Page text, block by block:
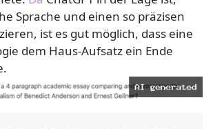
Sprache und einen so präzisen
ist es gut möglich, dass eine
dem Haus-Aufsatz ein Ende